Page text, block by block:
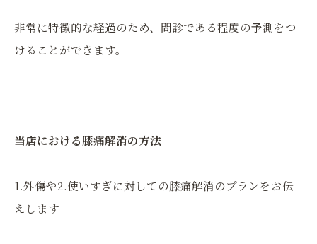
非常に特徴的な経過のため、問診である程度の予測をつ
けることができます。
当店における膝痛解消の方法
1.外傷や2.使いすぎに対しての膝痛解消のプランをお伝
えします